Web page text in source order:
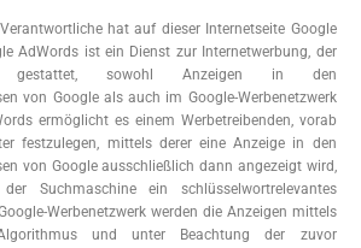
hat auf dieser Internetseite Google
AdWords ist ein Dienst zur Internetwerbung, der
gestattet, sowohl Anzeigen in den
von Google als auch im Google-Werbenetzwerk
ermöglicht es einem Werbetreibenden, vorab
festzulegen, mittels derer eine Anzeige in den
von Google ausschließlich dann angezeigt wird,
Suchmaschine ein schlüsselwortrelevantes
Werbenetzwerk werden die Anzeigen mittels
und unter Beachtung der zuvor